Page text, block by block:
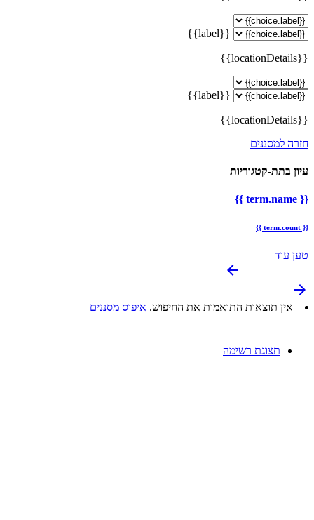
{{label}}
{{locationDetails}}
{{label}}
{{locationDetails}}
חזרה למסננים
עיון בתת-קטגוריות
{{ term.name }}
{{ term.count }}
טען עוד
arrow_backward
arrow_forward
אין תוצאות התואמות את החיפוש. איפוס מסננים
תצוגת רשימה